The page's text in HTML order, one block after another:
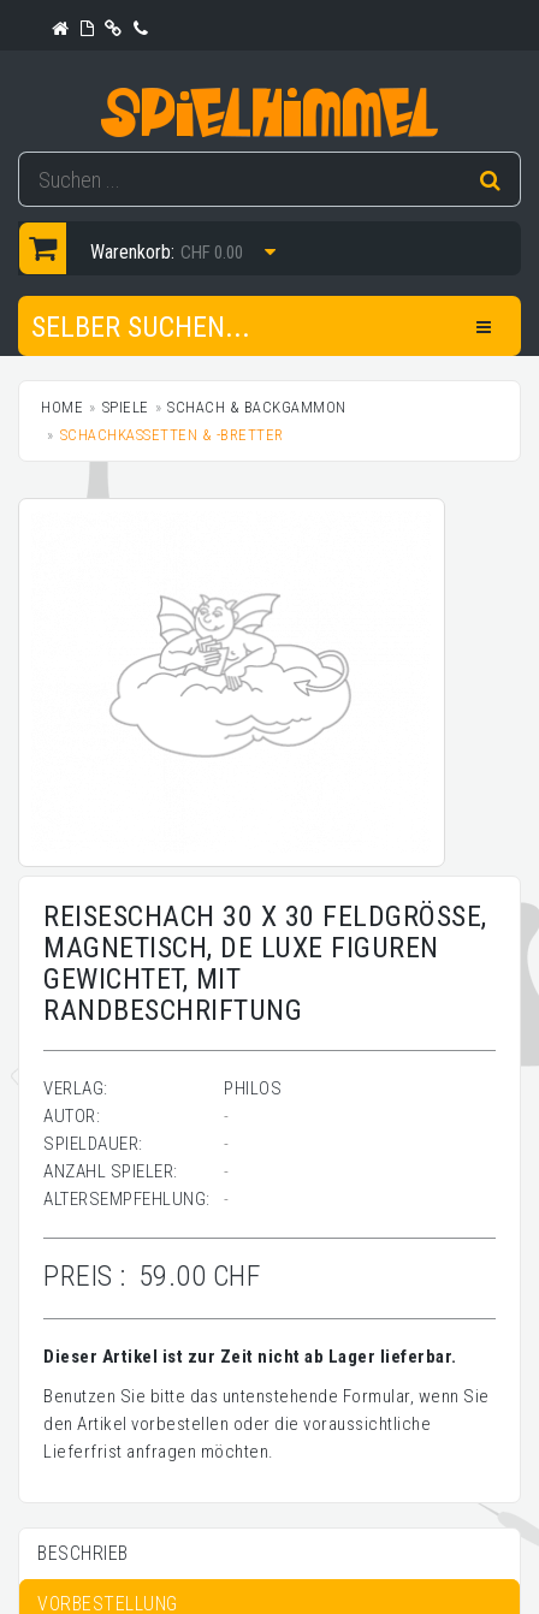
Warenkorb: CHF 0.00
SELBER SUCHEN...
HOME SPIELE
SCHACH & BACKGAMMON
SCHACHKASSETTEN & -BRETTER
REISESCHACH 30 X 30 FELDGRÖSSE,
MAGNETISCH, DE LUXE FIGUREN
GEWICHTET, MIT
RANDBESCHRIFTUNG
VERLAG:
PHILOS
AUTOR:
-
SPIELDAUER:
-
ANZAHL SPIELER:
-
ALTERSEMPFEHLUNG:
-
PREIS : 59.00 CHF
Dieser Artikel ist zur Zeit nicht ab Lager lieferbar.
Benutzen Sie bitte das untenstehende Formular, wenn Sie
den Artikel vorbestellen oder die voraussichtliche
Lieferfrist anfragen möchten.
BESCHRIEB
VORBESTELLUNG